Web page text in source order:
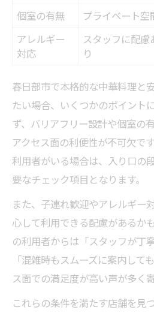
個室の有無
プライベート空
アレルギー
対応
スタッフに配慮
り
春日部市で本格的な中華料理と
たい場合、いくつかのポイント
ず、バリアフリー設計や個室の
アクセス面の利便性が不可欠で
利用者がいる場合は、入り口の
要なチェック項目となります。
また、子連れ歓迎やアレルギー
心して利用できる配慮があるか
の利用者からは「スタッフが丁
「混雑時もスムーズに案内して
ス面での満足度が高い声が多く
これらの条件を満たす店舗を見